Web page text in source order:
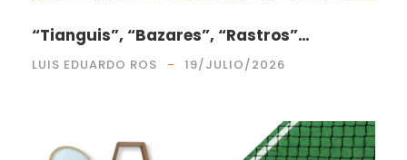
“Tianguis”, “Bazares”, “Rastros”…
LUIS EDUARDO ROS 19/JULIO/2026